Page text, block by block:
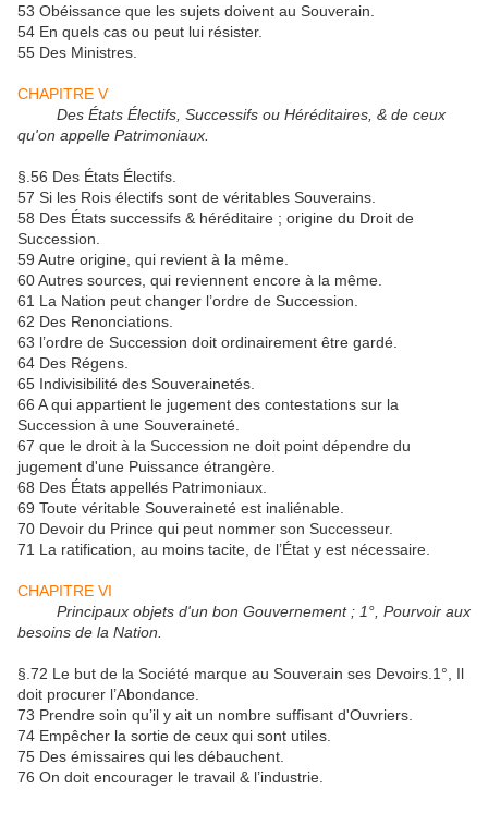
53 Obéissance que les sujets doivent au Souverain.
54 En quels cas ou peut lui résister.
55 Des Ministres.
CHAPITRE V
Des États Électifs, Successifs ou Héréditaires, & de ceux
qu'on appelle Patrimoniaux.
§.56 Des États Électifs.
57 Si les Rois électifs sont de véritables Souverains.
58 Des États successifs & héréditaire ; origine du Droit de
Succession.
59 Autre origine, qui revient à la même.
60 Autres sources, qui reviennent encore à la même.
61 La Nation peut changer l’ordre de Succession.
62 Des Renonciations.
63 l’ordre de Succession doit ordinairement être gardé.
64 Des Régens.
65 Indivisibilité des Souverainetés.
66 A qui appartient le jugement des contestations sur la
Succession à une Souveraineté.
67 que le droit à la Succession ne doit point dépendre du
jugement d'une Puissance étrangère.
68 Des États appellés Patrimoniaux.
69 Toute véritable Souveraineté est inaliénable.
70 Devoir du Prince qui peut nommer son Successeur.
71 La ratification, au moins tacite, de l’État y est nécessaire.
CHAPITRE VI
Principaux objets d'un bon Gouvernement ; 1°, Pourvoir aux
besoins de la Nation.
§.72 Le but de la Société marque au Souverain ses Devoirs.1°, Il
doit procurer l’Abondance.
73 Prendre soin qu’il y ait un nombre suffisant d'Ouvriers.
74 Empêcher la sortie de ceux qui sont utiles.
75 Des émissaires qui les débauchent.
76 On doit encourager le travail & l’industrie.